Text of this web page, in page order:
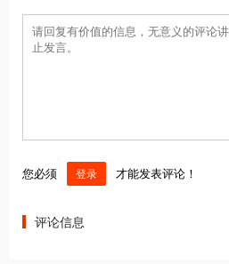
您必须 登录 才能发表评论！
评论信息